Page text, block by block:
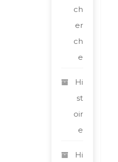
ch
er
ch
e
Hi
st
oir
e
Hi